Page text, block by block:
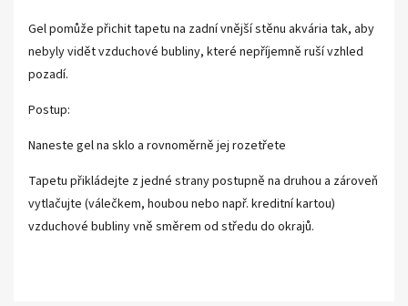
Gel pomůže přichit tapetu na zadní vnější stěnu akvária tak, aby
nebyly vidět vzduchové bubliny, které nepříjemně ruší vzhled
pozadí.
Postup:
Naneste gel na sklo a rovnoměrně jej rozetřete
Tapetu přikládejte z jedné strany postupně na druhou a zároveň
vytlačujte (válečkem, houbou nebo např. kreditní kartou)
vzduchové bubliny vně směrem od středu do okrajů.